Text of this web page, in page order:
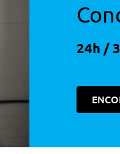
24h /